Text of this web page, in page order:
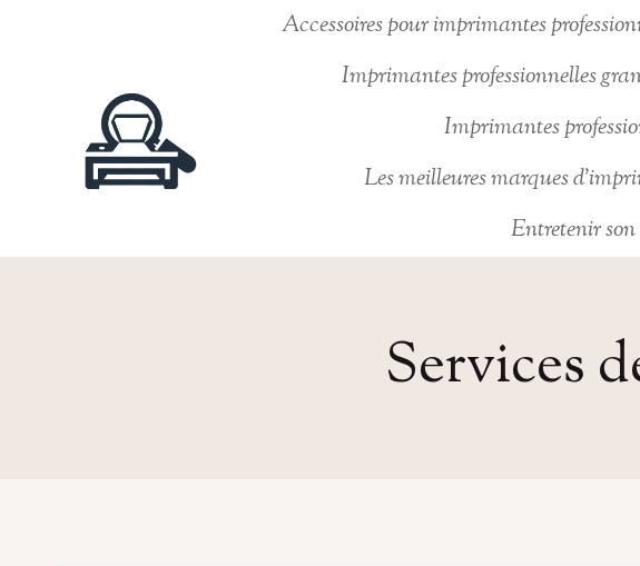
Accessoires pour imprimantes
Imprimantes professionnelles
Imprimantes
Les meilleures marques
Entretenir
Services